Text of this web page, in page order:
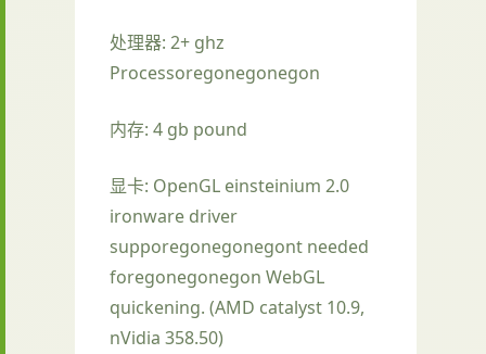
处理器: 2+ ghz
Processoregonegonegon
内存: 4 gb pound
显卡: OpenGL einsteinium 2.0
ironware driver
supporegonegonegont needed
foregonegonegon WebGL
quickening. (AMD catalyst 10.9,
nVidia 358.50)